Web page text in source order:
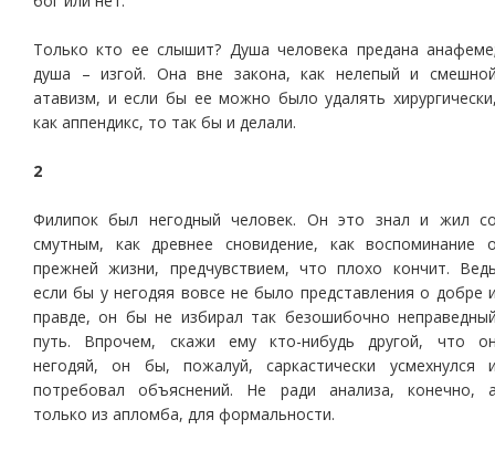
Только кто ее слышит? Душа человека предана
душа – изгой. Она вне закона, как нелепый и
атавизм, и если бы ее можно было удалять
как аппендикс, то так бы и делали.
2
Филипок был негодный человек. Он это знал и жил
смутным, как древнее сновидение, как воспоминание
прежней жизни, предчувствием, что плохо кончит.
если бы у негодяя вовсе не было представления о добре
правде, он бы не избирал так безошибочно
путь. Впрочем, скажи ему кто-нибудь другой, что
негодяй, он бы, пожалуй, саркастически усмехнулся
потребовал объяснений. Не ради анализа, конечно,
только из апломба, для формальности.